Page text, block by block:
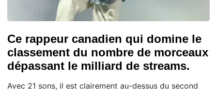
Ce rappeur canadien qui domine le
classement du nombre de morceaux
dépassant le milliard de streams.
Avec 21 sons, il est clairement au-dessus du second